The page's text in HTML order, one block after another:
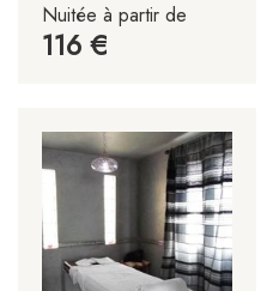
Nuitée à partir de
116